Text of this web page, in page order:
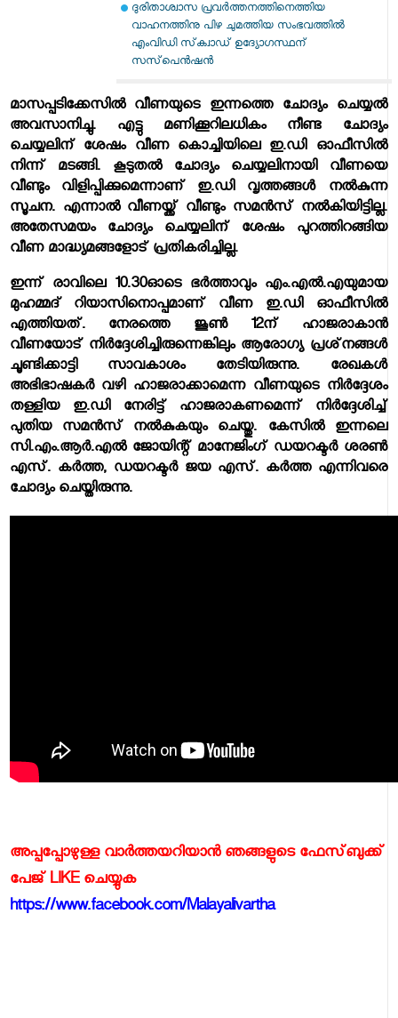
ദുരിതാശ്വാസ പ്രവര്‍ത്തനത്തിനെത്തിയ
വാഹനത്തിനു പിഴ ചുമത്തിയ സംഭവത്തില്‍
എംവിഡി സ്‌ക്വാഡ് ഉദ്യോഗസ്ഥന്
സസ്‌പെന്‍ഷന്‍
മാസപ്പടിക്കേസില്‍ വീണയുടെ ഇന്നത്തെ ചോദ്യം ചെയ്യല്‍
അവസാനിച്ചു. എട്ടു മണിക്കൂറിലധികം നീണ്ട ചോദ്യം
ചെയ്യലിന് ശേഷം വീണ കൊച്ചിയിലെ ഇ.ഡി ഓഫീസില്‍
നിന്ന് മടങ്ങി. കൂടുതല്‍ ചോദ്യം ചെയ്യലിനായി വീണയെ
വീണ്ടും വിളിപ്പിക്കുമെന്നാണ് ഇ.ഡി വൃത്തങ്ങള്‍ നല്‍കുന്ന
സൂചന. എന്നാല്‍ വീണയ്ക്ക് വീണ്ടും സമന്‍സ് നല്‍കിയിട്ടില്ല.
അതേസമയം ചോദ്യം ചെയ്യലിന് ശേഷം പുറത്തിറങ്ങിയ
വീണ മാദ്ധ്യമങ്ങളോട് പ്രതികരിച്ചില്ല.
ഇന്ന് രാവിലെ 10.30ഓടെ ഭര്‍ത്താവും എം.എല്‍.എയുമായ
മുഹമ്മദ് റിയാസിനൊപ്പമാണ് വീണ ഇ.ഡി ഓഫീസില്‍
എത്തിയത്. നേരത്തെ ജൂണ്‍ 12ന് ഹാജരാകാന്‍
വീണയോട് നിര്‍ദ്ദേശിച്ചിരുന്നെങ്കിലും ആരോഗ്യ പ്രശ്‌നങ്ങള്‍
ചൂണ്ടിക്കാട്ടി സാവകാശം തേടിയിരുന്നു. രേഖകള്‍
അഭിഭാഷകര്‍ വഴി ഹാജരാക്കാമെന്ന വീണയുടെ നിര്‍ദ്ദേശം
തള്ളിയ ഇ.ഡി നേരിട്ട് ഹാജരാകണമെന്ന് നിര്‍ദ്ദേശിച്ച്
പുതിയ സമന്‍സ് നല്‍കുകയും ചെയ്തു. കേസില്‍ ഇന്നലെ
സി.എം.ആര്‍.എല്‍ ജോയിന്റ് മാനേജിംഗ് ഡയറക്ടര്‍ ശരണ്‍
എസ്. കര്‍ത്ത, ഡയറക്ടര്‍ ജയ എസ്. കര്‍ത്ത എന്നിവരെ
ചോദ്യം ചെയ്തിരുന്നു.
അപ്പപ്പോഴുള്ള വാര്‍ത്തയറിയാന്‍ ഞങ്ങളുടെ ഫേസ്‌ബുക്ക്‌
പേജ് LIKE ചെയ്യുക
https://www.facebook.com/Malayalivartha